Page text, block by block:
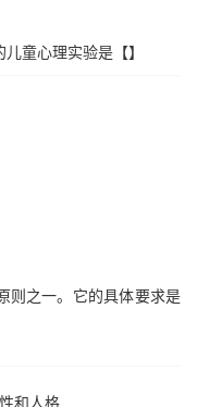
童心理实验是【】
则之一。它的具体要求是
和人格